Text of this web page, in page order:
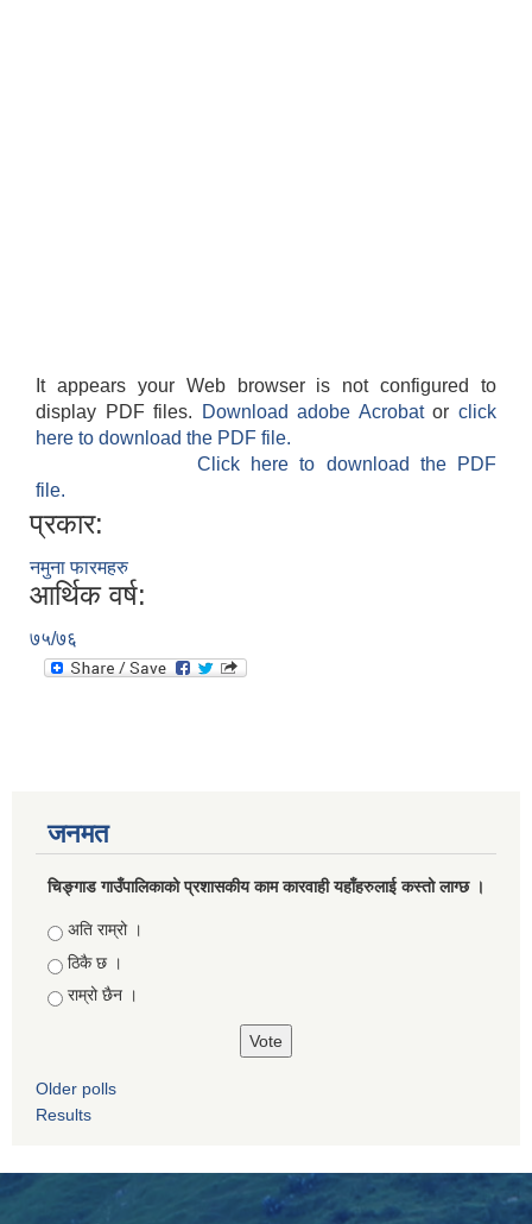
It appears your Web browser is not configured to
display PDF files.
Download adobe Acrobatorclick
here to download the PDF file.
Click here to download the PDF
file.
प्रकार:
नमुना फारमहरु
आर्थिक वर्ष:
७५/७६
जनमत
चिङ्गाड गाउँपालिकाको प्रशासकीय काम कारवाही यहाँहरुलाई कस्तो लाग्छ ।
Choices
अति राम्रो ।
ठिकै छ ।
राम्रो छैन ।
Older polls
Results